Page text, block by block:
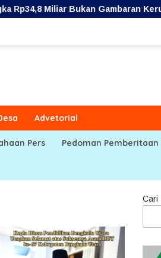
Bukan Gambaran Kerugian Aktual
Advetorial
Pers Pedoman Pemberitaan
Cari